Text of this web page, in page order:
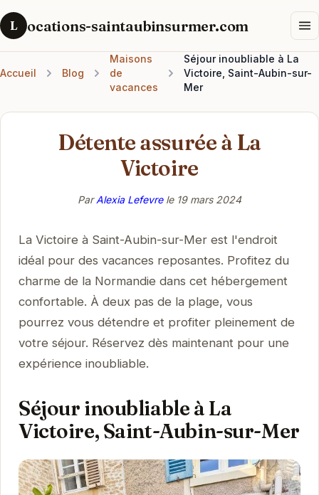
L ocations-saintaubinsurmer.com
Accueil Blog
Maisons
de
vacances
Séjour inoubliable à La
Victoire, Saint-Aubin-sur-
Mer
Détente assurée à La
Victoire
ParAlexia Lefevrele 19 mars 2024
La Victoire à Saint-Aubin-sur-Mer est l'endroit
idéal pour des vacances reposantes. Profitez du
charme de la Normandie dans cet hébergement
confortable. À deux pas de la plage, vous
pourrez vous détendre et profiter pleinement de
votre séjour. Réservez dès maintenant pour une
expérience inoubliable.
Séjour inoubliable à La
Victoire, Saint-Aubin-sur-Mer